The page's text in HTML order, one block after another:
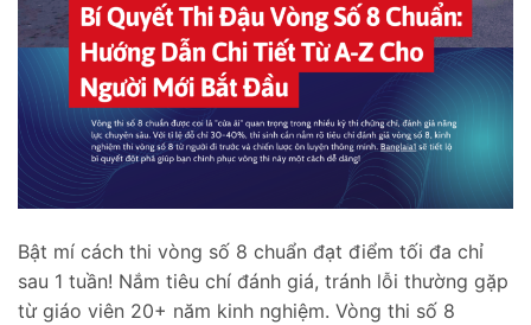
Bật mí cách thi vòng số 8 chuẩn đạt điểm tối đa chỉ
sau 1 tuần! Nắm tiêu chí đánh giá, tránh lỗi thường gặp
từ giáo viên 20+ năm kinh nghiệm. Vòng thi số 8